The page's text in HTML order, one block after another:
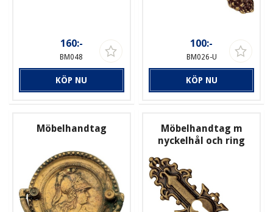
160:-
BM048
KÖP NU
100:-
BM026-U
KÖP NU
Möbelhandtag
Möbelhandtag m
nyckelhål och ring